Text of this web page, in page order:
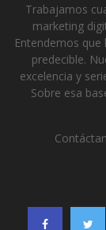
Trabajamos
marketing
Entendemos
predecible.
excelencia y
Sobre esa